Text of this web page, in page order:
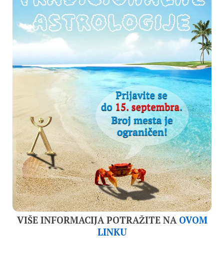
09. 05. 2018.
Trajanje bolesti i znaci
prepoznavanja – V. Lili
Nastavak prevoda (prvi deo možete pročitati
OVDE), u kom je tema trajanje bolesti. Ovo je deo
vrlo obimnog XLIV poglavlja u drugom delu
Hrišćanske astrologije, u kom Vilijam Lili, jedan...
4
VIŠE INFORMACIJA POTRAŽITE NA OVOM
LINKU